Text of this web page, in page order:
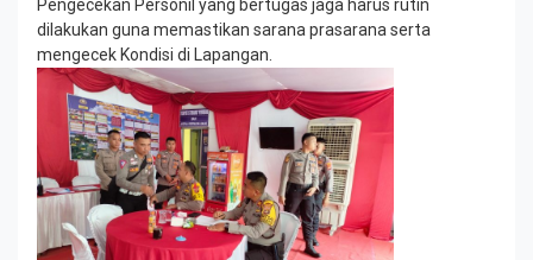
Pengecekan Personil yang bertugas jaga harus rutin
dilakukan guna memastikan sarana prasarana serta
mengecek Kondisi di Lapangan.